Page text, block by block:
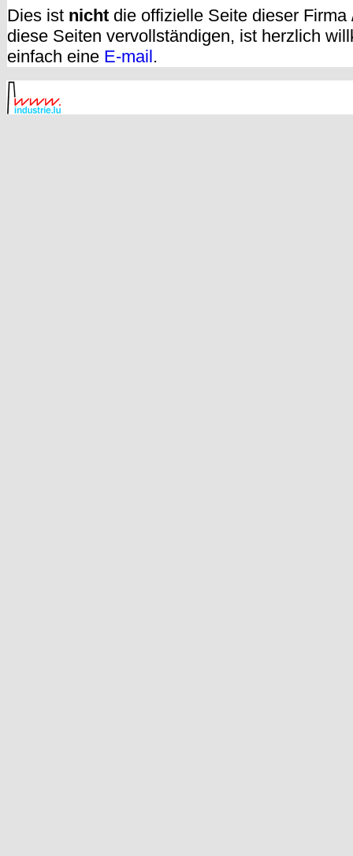
Dies ist nicht die offizielle Seite dieser
diese Seiten vervollständigen, ist herzlich
einfach eine E-mail.